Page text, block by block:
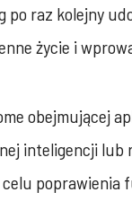
raz kolejny
życie i
obejmującej
inteligencji